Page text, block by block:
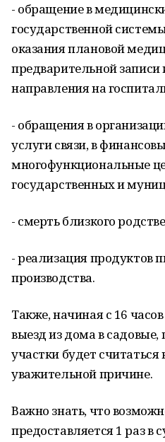
- обращение в
государственной
оказания плановой
предварительной
направления на
- обращения в
услуги связи, в
многофункциональные
государственных и
- смерть близкого
- реализация продуктов
производства.
Также, начиная с 16
выезд из дома в
участки будет
уважительной причине.
Важно знать, что
предоставляется 1 раз в